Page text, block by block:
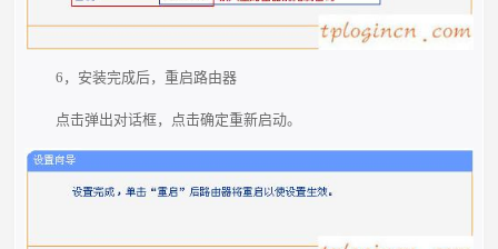
6，安装完成后，重启路由器
点击弹出对话框，点击确定重新启动。